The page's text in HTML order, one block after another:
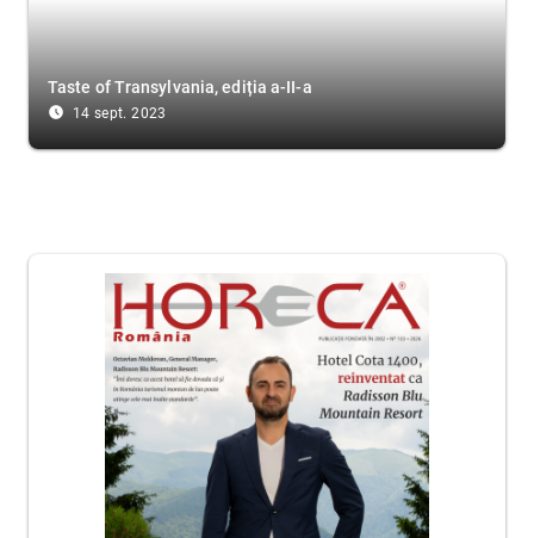
Taste of Transylvania, ediția a-II-a
access_time_filled 14 sept. 2023